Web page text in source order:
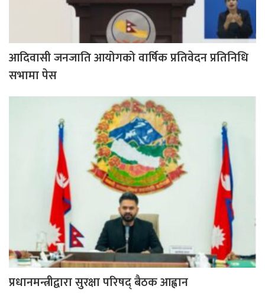
आदिवासी जनजाति आयोगको वार्षिक प्रतिवेदन प्रतिनिधि
सभामा पेस
प्रधानमन्त्रीद्वारा सुरक्षा परिषद् बैठक आह्वान